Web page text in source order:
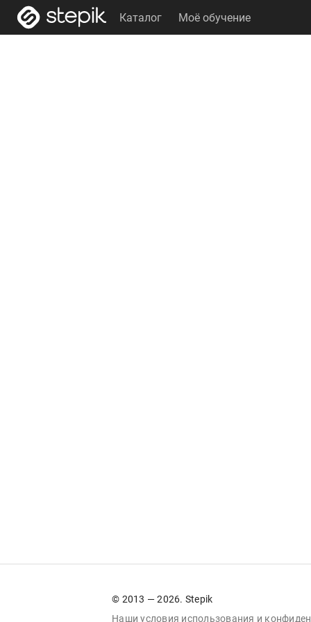
Каталог Моё обучение
© 2013 — 2026. Stepik
Наши условия использования и